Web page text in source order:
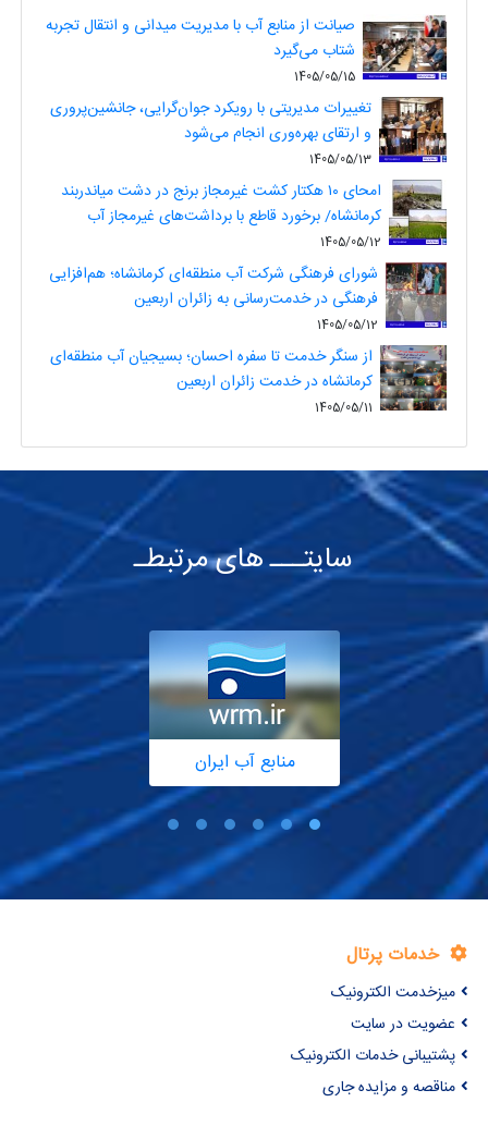
صیانت از منابع آب با مدیریت میدانی و انتقال تجربه
شتاب می‌گیرد
1405/05/15
تغییرات مدیریتی با رویکرد جوان‌گرایی، جانشین‌پروری
و ارتقای بهره‌وری انجام می‌شود
1405/05/13
امحای ۱۰ هکتار کشت غیرمجاز برنج در دشت میاندربند
کرمانشاه/ برخورد قاطع با برداشت‌های غیرمجاز آب
1405/05/12
شورای فرهنگی شرکت آب منطقه‌ای کرمانشاه؛ هم‌افزایی
فرهنگی در خدمت‌رسانی به زائران اربعین
1405/05/12
از سنگر خدمت تا سفره احسان؛ بسیجیان آب منطقه‌ای
کرمانشاه در خدمت زائران اربعین
1405/05/11
سایتـــ های مرتبطـ
منابع آب ایران
خدمات پرتال
میزخدمت الکترونیک
عضویت در سایت
پشتیبانی خدمات الکترونیک
مناقصه و مزایده جاری